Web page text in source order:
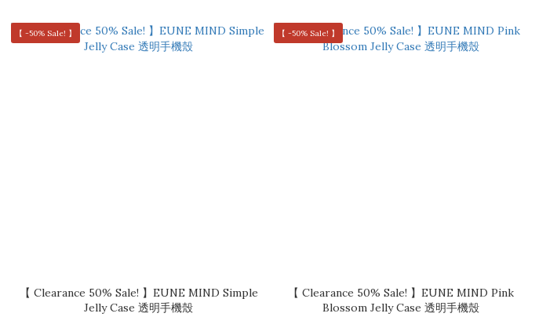
【 -50% Sale! 】
【 Clearance 50% Sale! 】EUNE MIND Simple
Jelly Case 透明手機殼
【 -50% Sale! 】
【 Clearance 50% Sale! 】EUNE MIND Pink
Blossom Jelly Case 透明手機殼